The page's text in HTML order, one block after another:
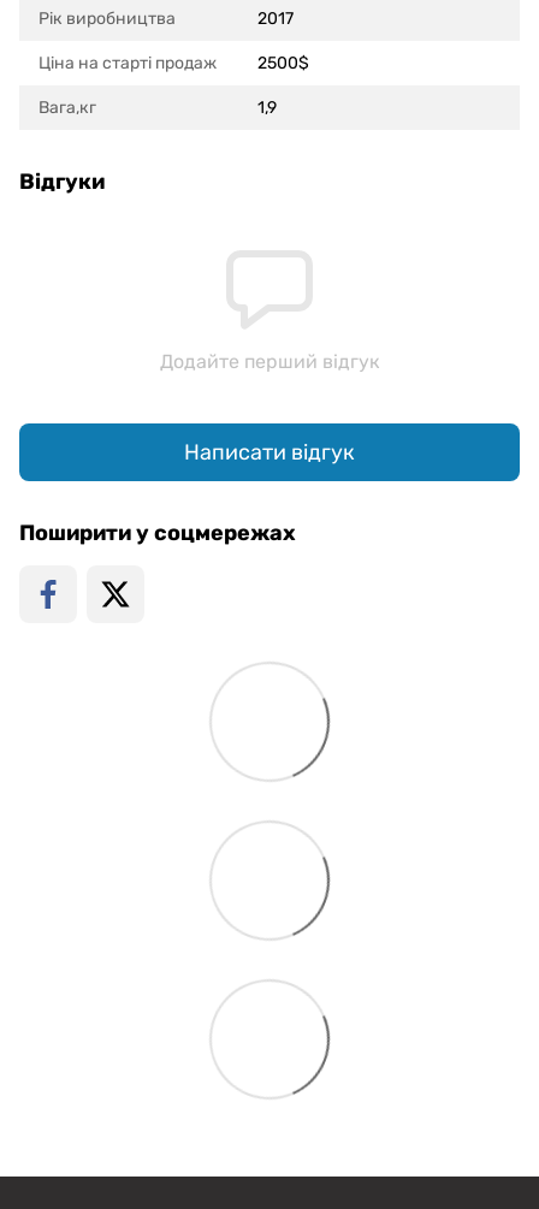
Рік виробництва 2017
Ціна на старті продаж 2500$
Вага,кг 1,9
Відгуки
Додайте перший відгук
Написати відгук
Поширити у соцмережах